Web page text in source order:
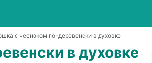
с чесноком по-деревенски в духовке
в духовке